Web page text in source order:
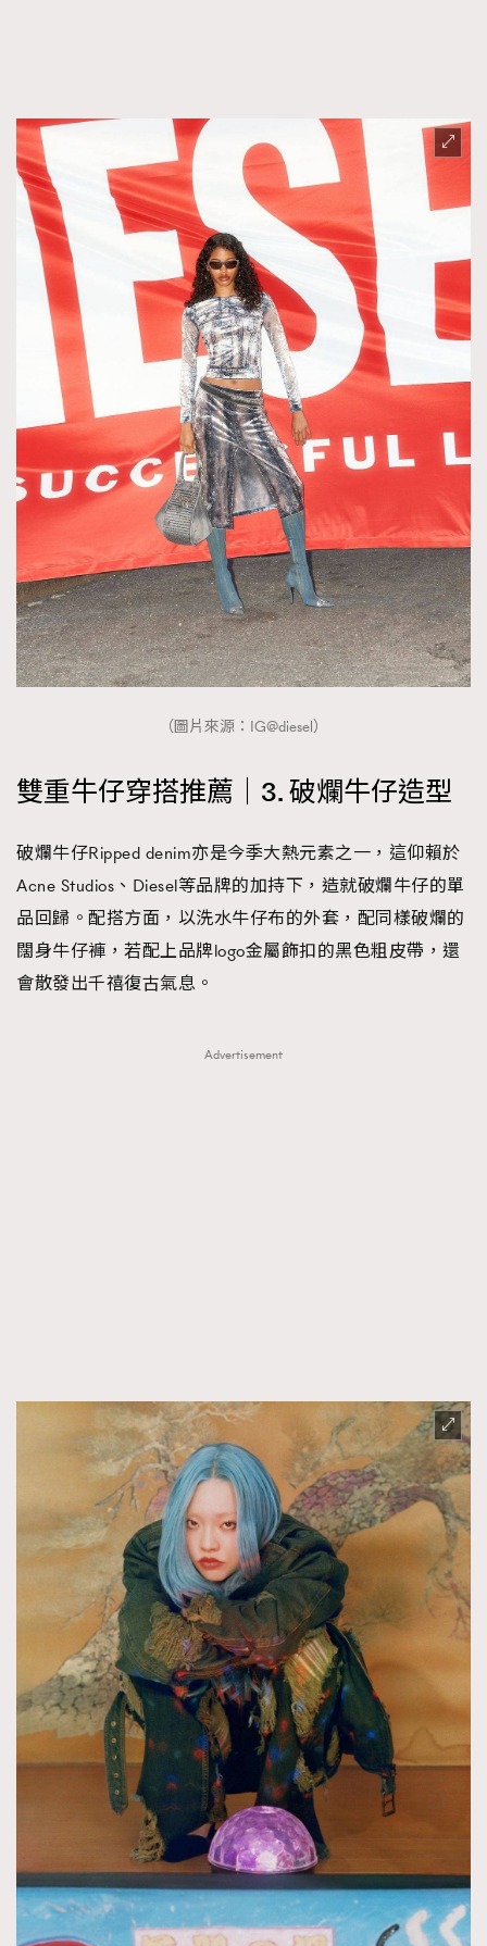
（圖片來源：IG@diesel）
雙重牛仔穿搭推薦｜3. 破爛牛仔造型
破爛牛仔Ripped denim亦是今季大熱元素之一，這仰賴於
Acne Studios、Diesel等品牌的加持下，造就破爛牛仔的單
品回歸。配搭方面，以洗水牛仔布的外套，配同樣破爛的
闊身牛仔褲，若配上品牌logo金屬飾扣的黑色粗皮帶，還
會散發出千禧復古氣息。
Advertisement